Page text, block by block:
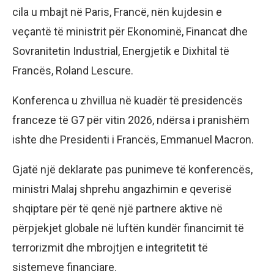
cila u mbajt në Paris, Francë, nën kujdesin e
veçantë të ministrit për Ekonominë, Financat dhe
Sovranitetin Industrial, Energjetik e Dixhital të
Francës, Roland Lescure.
Konferenca u zhvillua në kuadër të presidencës
franceze të G7 për vitin 2026, ndërsa i pranishëm
ishte dhe Presidenti i Francës, Emmanuel Macron.
Gjatë një deklarate pas punimeve të konferencës,
ministri Malaj shprehu angazhimin e qeverisë
shqiptare për të qenë një partnere aktive në
përpjekjet globale në luftën kundër financimit të
terrorizmit dhe mbrojtjen e integritetit të
sistemeve financiare.